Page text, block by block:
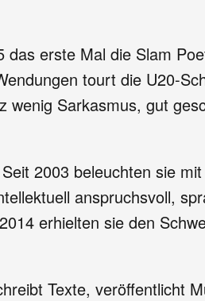
erste Mal die Slam
tourt die U20-
Sarkasmus, gut
2003 beleuchten sie
anspruchsvoll,
erhielten sie den
Texte, veröffentlicht